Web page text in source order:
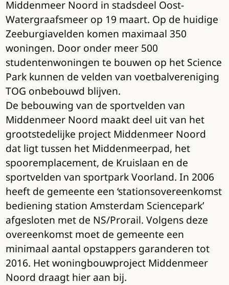
Middenmeer Noord in stadsdeel Oost-
Watergraafsmeer op 19 maart. Op de huidige
Zeeburgiavelden komen maximaal 350
woningen. Door onder meer 500
studentenwoningen te bouwen op het Science
Park kunnen de velden van voetbalvereniging
TOG onbebouwd blijven.
De bebouwing van de sportvelden van
Middenmeer Noord maakt deel uit van het
grootstedelijke project Middenmeer Noord
dat ligt tussen het Middenmeerpad, het
spooremplacement, de Kruislaan en de
sportvelden van sportpark Voorland. In 2006
heeft de gemeente een ‘stationsovereenkomst
bediening station Amsterdam Sciencepark’
afgesloten met de NS/Prorail. Volgens deze
overeenkomst moet de gemeente een
minimaal aantal opstappers garanderen tot
2016. Het woningbouwproject Middenmeer
Noord draagt hier aan bij.